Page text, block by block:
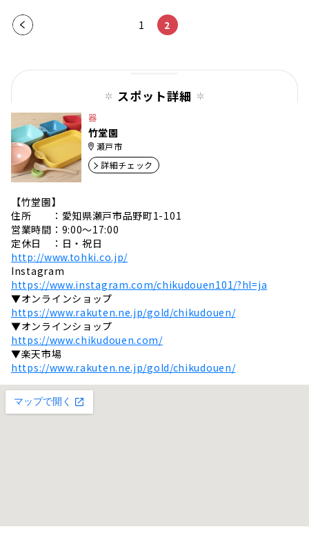
前の
1 2
スポット詳細
器
竹堂園
瀬戸市
詳細チェック
【竹堂園】
住所 ：愛知県瀬戸市品野町1-101
営業時間：9:00〜17:00
定休日 ：日・祝日
http://www.tohki.co.jp/
Instagram
https://www.instagram.com/chikudouen101/?hl=ja
▼オンラインショップ
https://www.rakuten.ne.jp/gold/chikudouen/
▼オンラインショップ
https://www.chikudouen.com/
▼楽天市場
https://www.rakuten.ne.jp/gold/chikudouen/